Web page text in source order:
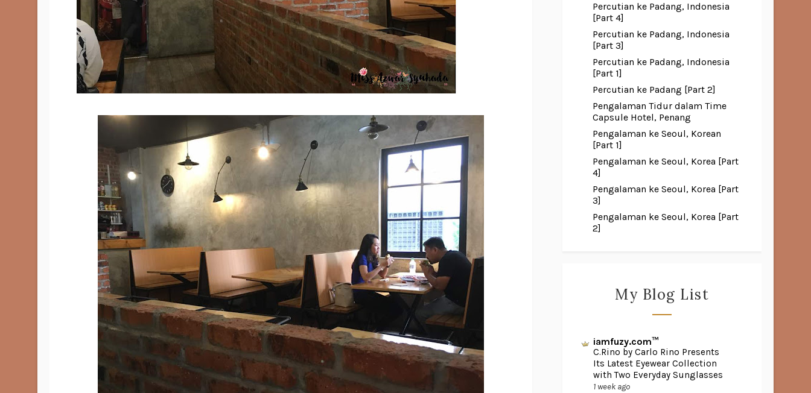
Percutian ke Padang, Indonesia
[Part 4]
Percutian ke Padang, Indonesia
[Part 3]
Percutian ke Padang, Indonesia
[Part 1]
Percutian ke Padang [Part 2]
Pengalaman Tidur dalam Time
Capsule Hotel, Penang
Pengalaman ke Seoul, Korean
[Part 1]
Pengalaman ke Seoul, Korea [Part
4]
Pengalaman ke Seoul, Korea [Part
3]
Pengalaman ke Seoul, Korea [Part
2]
My Blog List
iamfuzy.com™
C.Rino by Carlo Rino Presents
Its Latest Eyewear Collection
with Two Everyday Sunglasses
1 week ago